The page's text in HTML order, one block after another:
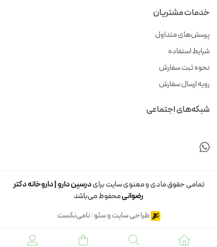
خدمات مشتریان
پرسش‌های متداول
شرایط استفاده
نحوه ثبت سفارش
رویه ارسال سفارش
شبکه‌های اجتماعی
تمامی حقوق مادی و معنوی سایت برایدرسین دارو | داروخانه دکتر
رضوانیمحفوظ می‌باشد
طراحی سایت و سئو : نامی‌نکست